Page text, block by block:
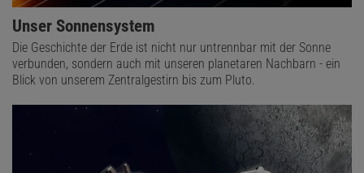
Unser Sonnensystem
Die Geschichte der Erde ist nicht nur untrennbar mit der Sonne
verbunden, sondern auch mit unseren planetaren Nachbarn - ein
Blick von unserem Zentralgestirn bis zum Pluto.